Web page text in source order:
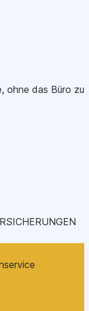
ohne das Büro zu